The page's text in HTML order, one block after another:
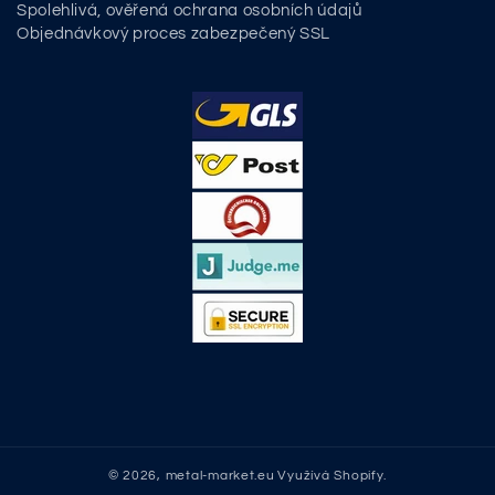
Spolehlivá, ověřená ochrana osobních údajů
Objednávkový proces zabezpečený SSL
© 2026, metal-market.eu Využívá Shopify.